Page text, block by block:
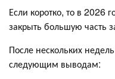
Если коротко, то в 2026
закрыть большую часть
После нескольких
следующим выводам: